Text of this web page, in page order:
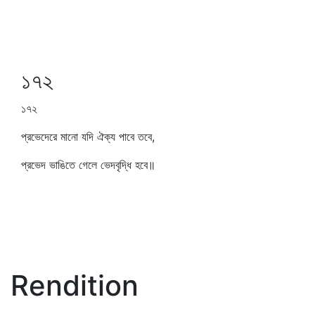
১৭২
১৭২
প্রভেদেরে মানো যদি ঐক্য পাবে তবে,
প্রভেদ ভাঙিতে গেলে ভেদবৃদ্ধি হবে॥
Rendition